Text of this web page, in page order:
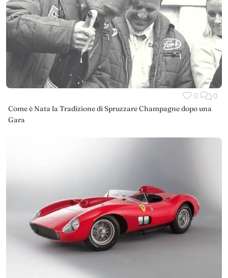
0 0
Come è Nata la Tradizione di Spruzzare Champagne dopo una
Gara